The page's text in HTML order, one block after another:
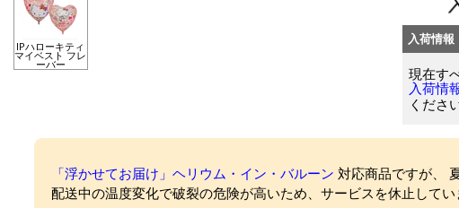
IPハローキティ
マイベスト フレ
ーバー
入荷情報
現在す
入荷情
くださ
「浮かせてお届け」ヘリウム・イン・バルーン 対応商品ですが、
配送中の温度変化で破裂の危険が高いため、サービスを休止してい